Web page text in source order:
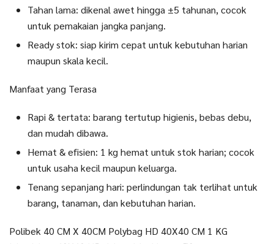
Tahan lama: dikenal awet hingga ±5 tahunan, cocok
untuk pemakaian jangka panjang.
Ready stok: siap kirim cepat untuk kebutuhan harian
maupun skala kecil.
Manfaat yang Terasa
Rapi & tertata: barang tertutup higienis, bebas debu,
dan mudah dibawa.
Hemat & efisien: 1 kg hemat untuk stok harian; cocok
untuk usaha kecil maupun keluarga.
Tenang sepanjang hari: perlindungan tak terlihat untuk
barang, tanaman, dan kebutuhan harian.
Polibek 40 CM X 40CM Polybag HD 40X40 CM 1 KG